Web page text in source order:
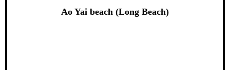
Ao Yai beach (Long Beach)